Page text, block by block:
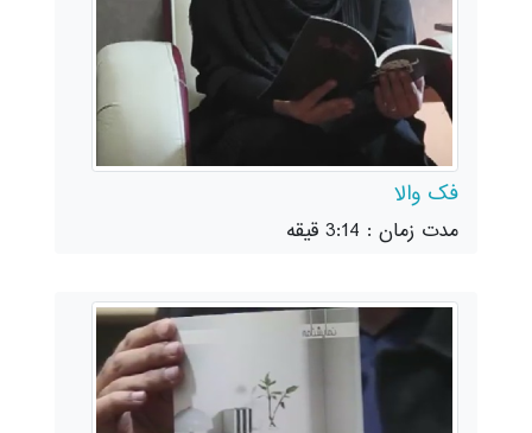
فک والا
مدت زمان : 3:14 قیقه